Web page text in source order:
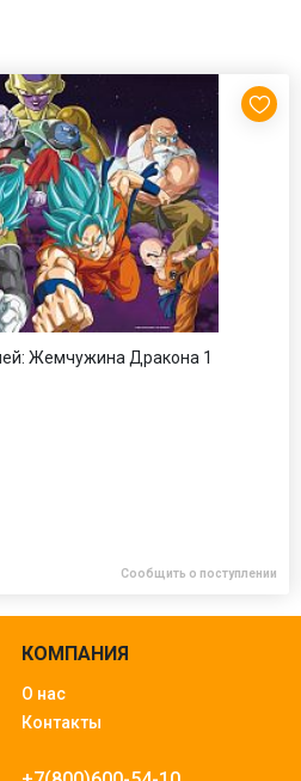
Жемчужина Дракона 1
Сообщить о поступлении
КОМПАНИЯ
О нас
Контакты